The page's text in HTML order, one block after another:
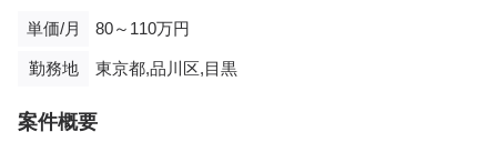
単価/月 80～110万円
勤務地 東京都,品川区,目黒
案件概要